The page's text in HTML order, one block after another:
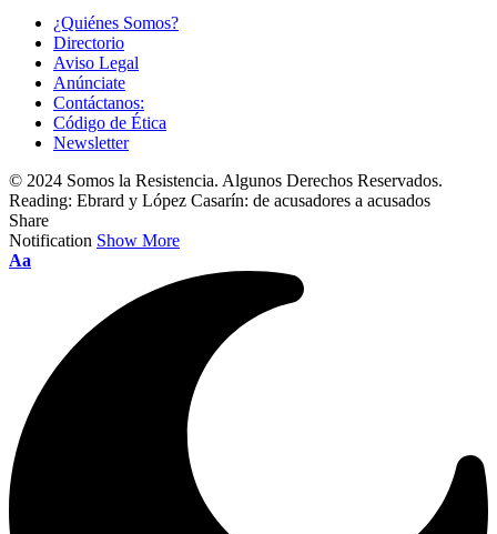
¿Quiénes Somos?
Directorio
Aviso Legal
Anúnciate
Contáctanos:
Código de Ética
Newsletter
© 2024 Somos la Resistencia. Algunos Derechos Reservados.
Reading: Ebrard y López Casarín: de acusadores a acusados
Share
Notification Show More
Font
Aa